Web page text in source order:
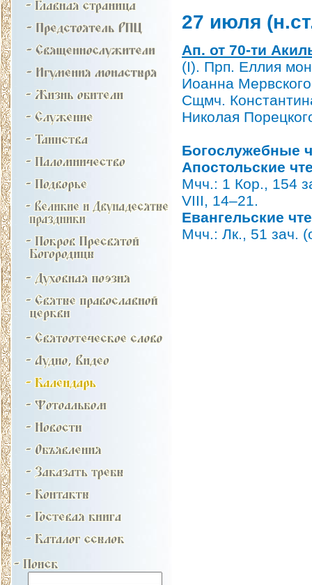
27 июля
Ап. от 70-ти
(I). Прп. Еллия
Иоанна
Сщмч.
Николая
Богослужебные
Апостольские
Мчч.: 1 Кор., 154
VIII, 14–21.
Евангельские
Мчч.: Лк., 51 зач.